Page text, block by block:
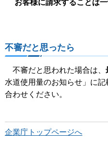
お客様に請求することは
不審だと思ったら
不審だと思われた場合は、
水道使用量のお知らせ」に
合わせください。
企業庁トップページへ